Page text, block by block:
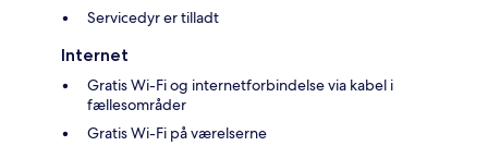
Servicedyr er tilladt
Internet
Gratis Wi-Fi og internetforbindelse via kabel i
fællesområder
Gratis Wi-Fi på værelserne